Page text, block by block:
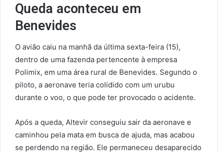
Queda aconteceu em
Benevides
O avião caiu na manhã da última sexta-feira (15),
dentro de uma fazenda pertencente à empresa
Polimix, em uma área rural de Benevides. Segundo o
piloto, a aeronave teria colidido com um urubu
durante o voo, o que pode ter provocado o acidente.
Após a queda, Altevir conseguiu sair da aeronave e
caminhou pela mata em busca de ajuda, mas acabou
se perdendo na região. Ele permaneceu desaparecido